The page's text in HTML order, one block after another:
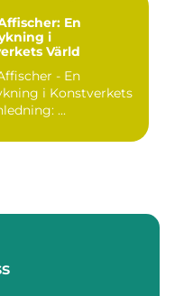
En
i
Värld
- En
i Konstverkets
Värld Inledning: ...